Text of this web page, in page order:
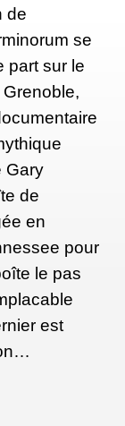
de
se
part sur le
Gary
de
en
pour
le pas
est